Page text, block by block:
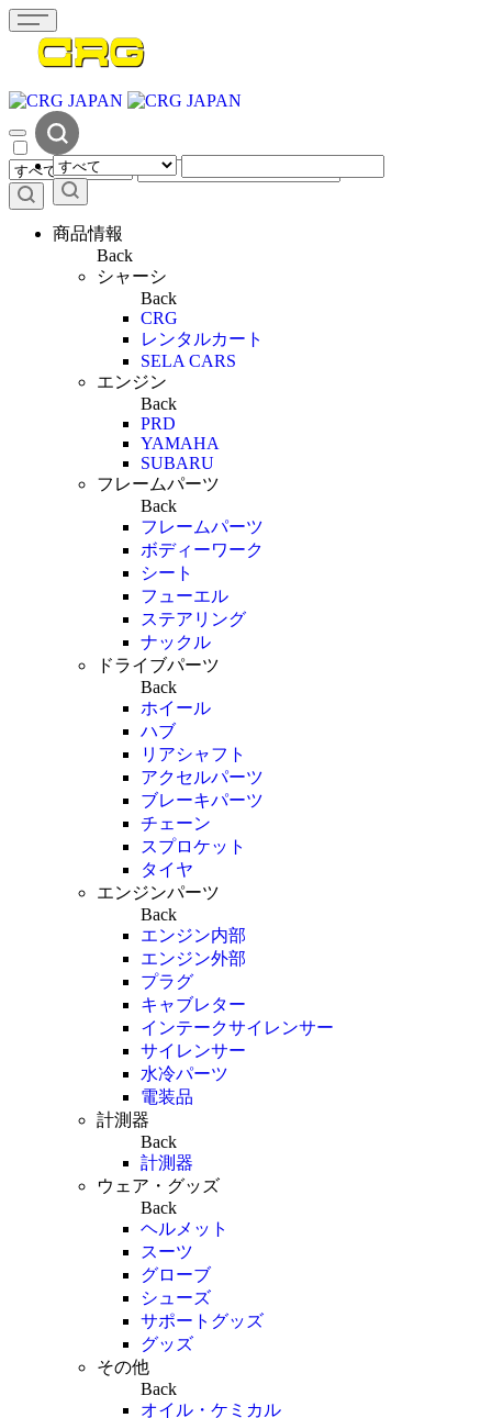
商品情報
Back
シャーシ
Back
CRG
レンタルカート
SELA CARS
エンジン
Back
PRD
YAMAHA
SUBARU
フレームパーツ
Back
フレームパーツ
ボディーワーク
シート
フューエル
ステアリング
ナックル
ドライブパーツ
Back
ホイール
ハブ
リアシャフト
アクセルパーツ
ブレーキパーツ
チェーン
スプロケット
タイヤ
エンジンパーツ
Back
エンジン内部
エンジン外部
プラグ
キャブレター
インテークサイレンサー
サイレンサー
水冷パーツ
電装品
計測器
Back
計測器
ウェア・グッズ
Back
ヘルメット
スーツ
グローブ
シューズ
サポートグッズ
グッズ
その他
Back
オイル・ケミカル